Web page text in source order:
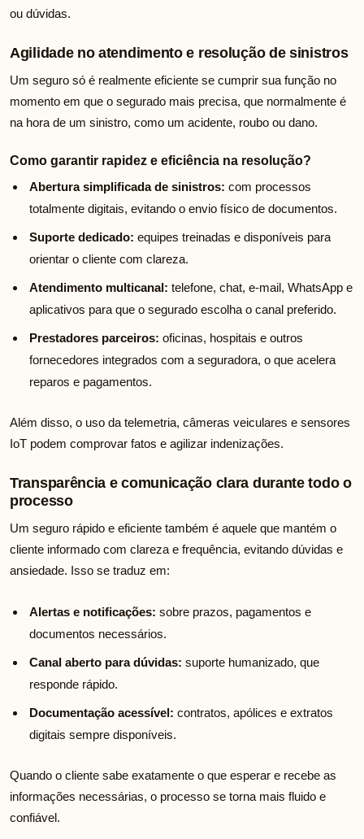
ou dúvidas.
Agilidade no atendimento e resolução de sinistros
Um seguro só é realmente eficiente se cumprir sua função no
momento em que o segurado mais precisa, que normalmente é
na hora de um sinistro, como um acidente, roubo ou dano.
Como garantir rapidez e eficiência na resolução?
Abertura simplificada de sinistros: com processos
totalmente digitais, evitando o envio físico de documentos.
Suporte dedicado: equipes treinadas e disponíveis para
orientar o cliente com clareza.
Atendimento multicanal: telefone, chat, e-mail, WhatsApp e
aplicativos para que o segurado escolha o canal preferido.
Prestadores parceiros: oficinas, hospitais e outros
fornecedores integrados com a seguradora, o que acelera
reparos e pagamentos.
Além disso, o uso da telemetria, câmeras veiculares e sensores
IoT podem comprovar fatos e agilizar indenizações.
Transparência e comunicação clara durante todo o
processo
Um seguro rápido e eficiente também é aquele que mantém o
cliente informado com clareza e frequência, evitando dúvidas e
ansiedade. Isso se traduz em:
Alertas e notificações: sobre prazos, pagamentos e
documentos necessários.
Canal aberto para dúvidas: suporte humanizado, que
responde rápido.
Documentação acessível: contratos, apólices e extratos
digitais sempre disponíveis.
Quando o cliente sabe exatamente o que esperar e recebe as
informações necessárias, o processo se torna mais fluido e
confiável.